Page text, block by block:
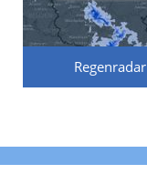
Regenradar